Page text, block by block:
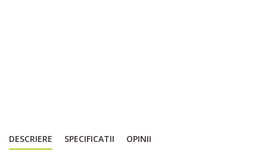
DESCRIERE SPECIFICATII OPINII